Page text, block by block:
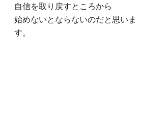
自信を取り戻すところから
始めないとならないのだと思いま
す。